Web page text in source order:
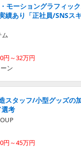
モーショングラフィッ
績あり「正社員/SNSス
ム
円～32万円
ン
スタッフ/小型グッズの
考
円～45万円